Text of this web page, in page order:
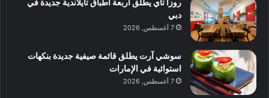
دبي
7 أغسطس, 2026
سوشي آرت يطلق قائمة صيفية جديدة بنكهات
استوائية في الإمارات
7 أغسطس, 2026